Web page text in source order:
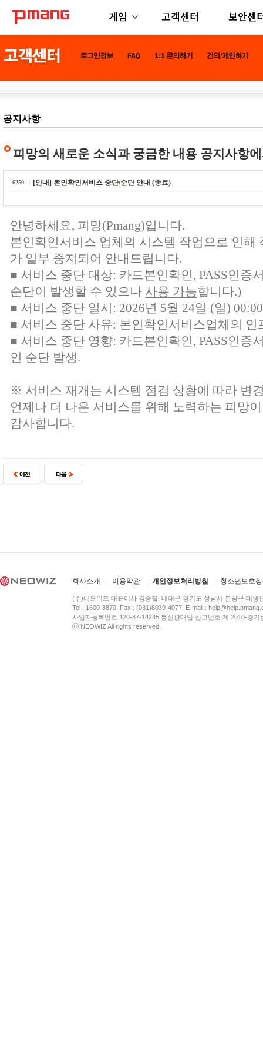
게임 고객센터 보안센
공지사항
피망의 새로운 소식과 궁금한 내용 공지사항
6250 [안내] 본인확인서비스 중단/순단 안내 (종료)
안녕하세요, 피망(Pmang)입니다.
본인확인서비스 업체의 시스템 작업으로 인해
가 일부 중지되어 안내드립니다.
■ 서비스 중단 대상: 카드본인확인, PASS인증
순단이 발생할 수 있으나 사용 가능합니다.)
■ 서비스 중단 일시: 2026년 5월 24일 (일)
■ 서비스 중단 사유: 본인확인서비스업체의 인
■ 서비스 중단 영향: 카드본인확인, PASS인증
인 순단 발생.
※ 서비스 재개는 시스템 점검 상황에 따라 변
언제나 더 나은 서비스를 위해 노력하는 피망
감사합니다.
회사소개 이용약관 개인정보처리방침 청소년보호
(주)네오위즈 대표이사 김승철, 배태근 경기도 성남시 분당구 대왕
Tel : 1600-8870 Fax : (031)8039-4077 E-mail :
사업자등록번호 120-87-14245 통신판매업 신고번호 제 2010-경
ⓒ NEOWIZ All rights reserved.